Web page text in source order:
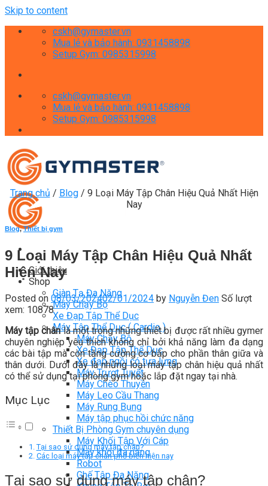
Skip to content
cskh@gymaster.vn
Mua lẻ và bảo hành: 0931458898
Setup Gym: 0985315998
cskh@gymaster.vn
Mua lẻ và bảo hành: 0931458898
Setup Gym: 0985315998
Giới thiệu
Shop
Giàn Tạ Đa Năng
Máy Chạy Bộ
Xe Đạp Tập Thể Dục
Máy Tập Thể Dục ( Cardio )
Máy Chạy Bộ
Xe Đạp Tập Thể Dục
Xe đạp ngồi có tựa lưng
Máy Trượt Tuyết
Máy Chèo Thuyền
Máy Leo Cầu Thang
Máy Rung Bụng
Máy tập phục hồi chức năng
Thiết Bị Phòng Gym chuyên dụng
Máy Khối Tập Với Cáp
Máy khối đa năng
Robot
Ghế Tập Đa Năng
Trang chủ / Blog / 9 Loại Máy Tập Chân Hiệu Quả Nhất Hiện
Nay
Blog,Thiết bị gym
9 Loại Máy Tập Chân Hiệu Quả Nhất
Hiện Nay
Posted on 08/03/202402/01/2024 by Nguyễn Đen Số lượt
xem: 10878
Máy tập chânlà một trong những thiết bị được rất nhiều gymer
chuyên nghiệp yêu thích không chỉ bởi khả năng làm đa dạng
các bài tập mà còn tăng cường cơ bắp cho phần thân giữa và
thân dưới. Dưới đây là những loại máy tập chân hiệu quả nhất
có thể sử dụng tại phòng gym hoặc lắp đặt ngay tại nhà.
Mục Lục
Tại sao sử dụng máy tập chân?
Các loại máy tập chân phổ biến hiện nay
Tại sao sử dụng máy tập chân?